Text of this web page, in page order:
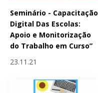
Seminário - Capacitação
Digital Das Escolas:
Apoio e Monitorização
do Trabalho em Curso”
23.11.21